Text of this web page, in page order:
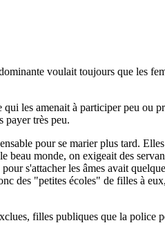
voulait toujours que les
les amenait à participer peu ou
payer très peu.
pour se marier plus tard.
beau monde, on exigeait des
s'attacher les âmes avait
des "petites écoles" de filles à
filles publiques que la police